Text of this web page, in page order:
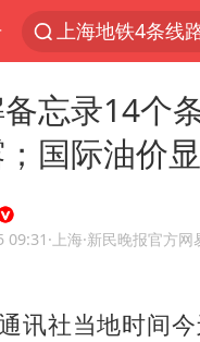
上海地铁4条线
白海豚路径图
律师谈贾冰私人
多地银行上调存
忘录14个
国际油价
09:31 ·上海·新民晚报官方网
讯社当地时间